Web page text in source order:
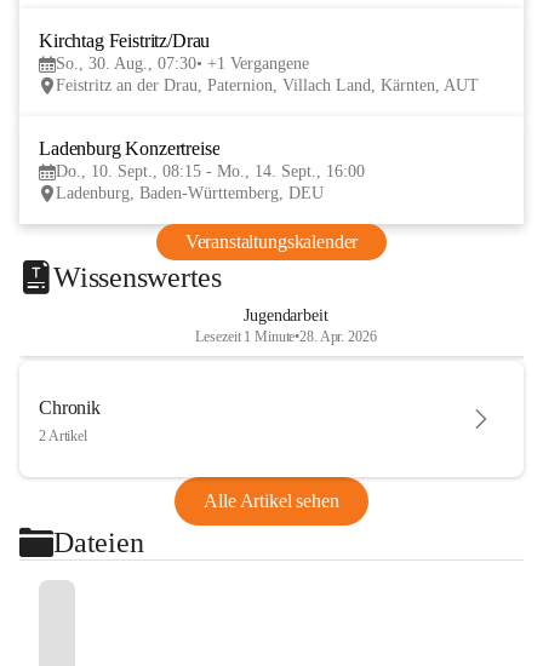
Kirchtag Feistritz/Drau
So., 30. Aug., 07:30 +1 Vergangene
Feistritz an der Drau, Paternion, Villach Land, Kärnten, AUT
Ladenburg Konzertreise
Do., 10. Sept., 08:15 - Mo., 14. Sept., 16:00
Ladenburg, Baden-Württemberg, DEU
Veranstaltungskalender
Wissenswertes
Jugendarbeit
Lesezeit 1 Minute•28. Apr. 2026
Chronik
2 Artikel
Alle Artikel sehen
Dateien